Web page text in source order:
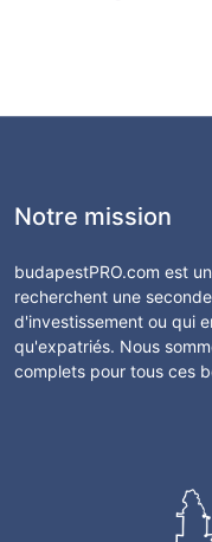
Notre mission
budapestPRO.com est
recherchent une
d'investissement ou qui
qu'expatriés. Nous
complets pour tous ces